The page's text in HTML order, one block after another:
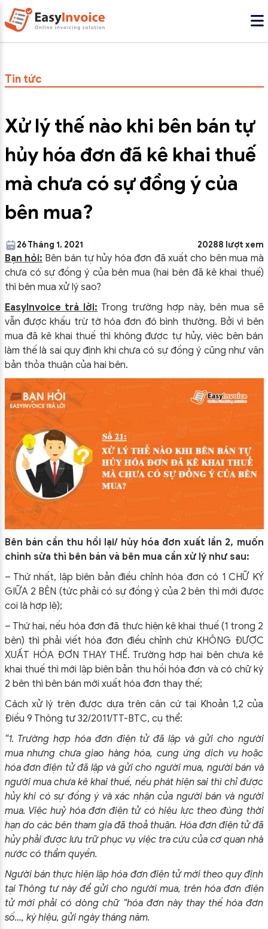
Tin tức
Xử lý thế nào khi bên bán tự
hủy hóa đơn đã kê khai thuế
mà chưa có sự đồng ý của
bên mua?
26 Tháng 1, 2021 20288 lượt xem
Bạn hỏi: Bên bán tự hủy hóa đơn đã xuất cho bên mua mà
chưa có sự đồng ý của bên mua (hai bên đã kê khai thuế)
thì bên mua xử lý sao?
EasyInvoice trả lời: Trong trường hợp này, bên mua sẽ
vẫn được khấu trừ tờ hóa đơn đó bình thường. Bởi vì bên
mua đã kê khai thuế thì không được tự hủy, việc bên bán
làm thế là sai quy định khi chưa có sự đồng ý cũng như văn
bản thỏa thuận của hai bên.
Bên bán cần thu hồi lại/ hủy hóa đơn xuất lần 2, muốn
chỉnh sửa thì bên bán và bên mua cần xử lý như sau:
– Thứ nhất, lập biên bản điều chỉnh hóa đơn có 1 CHỮ KÝ
GIỮA 2 BÊN (tức phải có sự đồng ý của 2 bên thì mới được
coi là hợp lệ);
– Thứ hai, nếu hóa đơn đã thưc hiện kê khai thuế (1 trong 2
bên) thì phải viết hóa đơn điều chỉnh chứ KHÔNG ĐƯỢC
XUẤT HÓA ĐƠN THAY THẾ. Trường hợp hai bên chưa kê
khai thuế thì mới lập biên bản thu hồi hóa đơn và có chữ ký
2 bên thì bên bán mới xuất hóa đơn thay thế;
Cách xử lý trên được dựa trên căn cứ tại Khoản 1,2 của
Điều 9 Thông tư 32/2011/TT-BTC, cụ thể:
“1. Trường hợp hóa đơn điện tử đã lập và gửi cho người
mua nhưng chưa giao hàng hóa, cung ứng dịch vụ hoặc
hóa đơn điện tử đã lập và gửi cho người mua, người bán và
người mua chưa kê khai thuế, nếu phát hiện sai thì chỉ được
hủy khi có sự đồng ý và xác nhận của người bán và người
mua. Việc huỷ hóa đơn điện tử có hiệu lực theo đúng thời
hạn do các bên tham gia đã thoả thuận. Hóa đơn điện tử đã
hủy phải được lưu trữ phục vụ việc tra cứu của cơ quan nhà
nước có thẩm quyền.
Người bán thực hiện lập hóa đơn điện tử mới theo quy định
tại Thông tư này để gửi cho người mua, trên hóa đơn điện
tử mới phải có dòng chữ “hóa đơn này thay thế hóa đơn
số…, ký hiệu, gửi ngày tháng năm.